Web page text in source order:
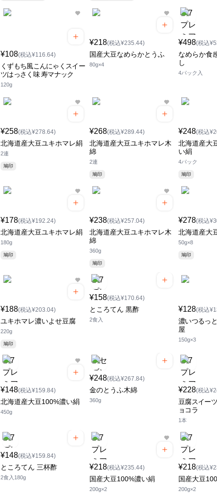
¥108(税込¥116.64)
くずもち風こんにゃくスイー
ツはっさく味 寿マナック
120g
¥218(税込¥235.44)
国産大豆なめらかとうふ
80g×4
¥498(税込
なめらか食
し
4パック入
¥258(税込¥278.64)
北海道産大豆ユキホマレ絹
2連
鳩印
¥268(税込¥289.44)
北海道産大豆ユキホマレ木
綿
2連
鳩印
¥248(税込
北海道産大
い絹
4パック
鳩印
¥178(税込¥192.24)
北海道産大豆ユキホマレ絹
180g
鳩印
¥238(税込¥257.04)
北海道産大豆ユキホマレ木
綿
360g
鳩印
¥278(税込
北海道産大
50g×8
鳩印
¥188(税込¥203.04)
ユキホマレ濃いよせ豆腐
220g
鳩印
¥158(税込¥170.64)
ところてん 黒酢
2食入
¥128(税込
濃いつるっ
屋
150g×3
¥148(税込¥159.84)
北海道産大豆100%濃い絹
450g
¥248(税込¥267.84)
金のとうふ木綿
360g
¥228(税込
豆腐スイー
ョコラ
1本
¥148(税込¥159.84)
ところてん 三杯酢
2食入180g
¥218(税込¥235.44)
国産大豆100%濃い絹
200g×2
¥218(税込
国産大豆
200g×2